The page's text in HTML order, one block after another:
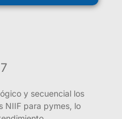
y secuencial los
NIIF para pymes, lo